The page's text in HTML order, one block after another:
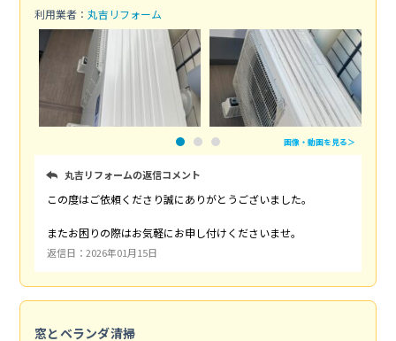
利用業者： 丸吉リフォーム
画像・動画を見る＞
丸吉リフォームの返信コメント
この度はご依頼くださり誠にありがとうございました。
またお困りの際はお気軽にお申し付けくださいませ。
返信日：2026年01月15日
窓とベランダ清掃